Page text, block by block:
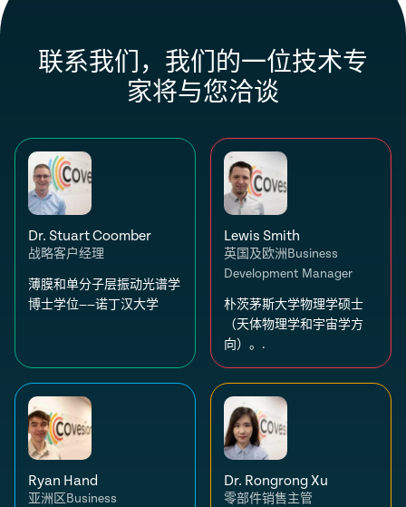
联系我们，我们的一位技术专
家将与您洽谈
Dr. Stuart Coomber
战略客户经理
薄膜和单分子层振动光谱学
博士学位——诺丁汉大学
Lewis Smith
英国及欧洲Business
Development Manager
朴茨茅斯大学物理学硕士
（天体物理学和宇宙学方
向）。.
Ryan Hand
亚洲区Business
Dr. Rongrong Xu
零部件销售主管